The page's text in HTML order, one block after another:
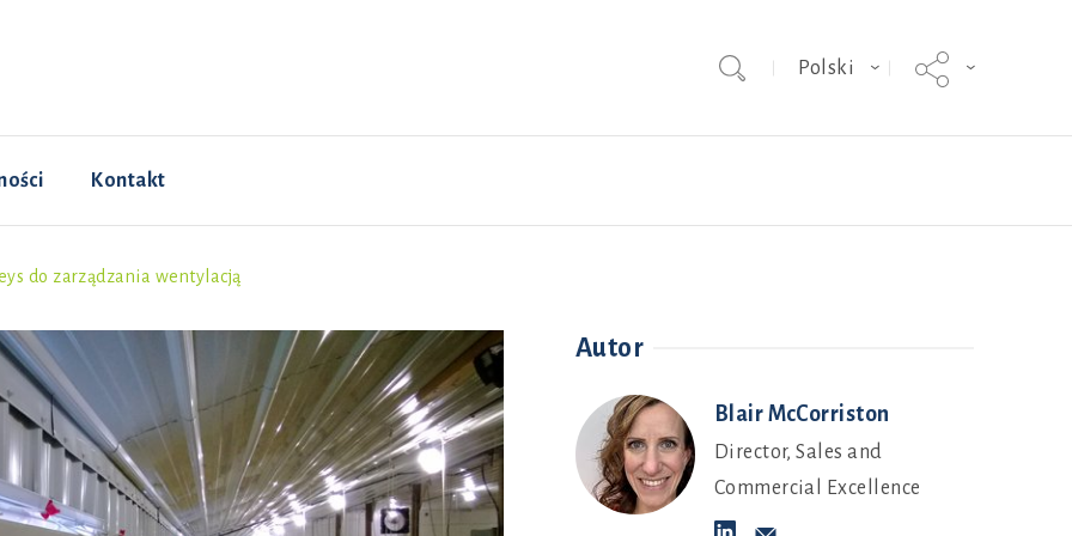
Polski
Kontakt
do zarządzania wentylacją
Autor
Blair McCorriston
Director, Sales and
Commercial Excellence